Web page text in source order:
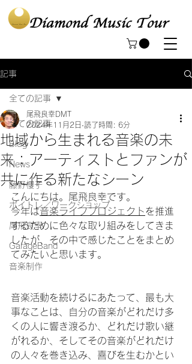
記事
全ての記事
Blog
News
藤野櫻子
ボイトレ／ワークショップ
尾飛良幸
GarageBand
音楽制作
全ての記事
地域から生まれる音楽の未
来：アーティストとファンが
共に作る新たなシーン
尾飛良幸DMT
2024年11月2日 読了時間: 6分
こんにちは。尾飛良幸です。
今年は音楽ライフプロジェクトを推進
するために色々な取り組みをしてきま
したが、その中で感じたことをまとめ
てみたいと思います。
音楽活動を続けるにあたって、最も大
事なことは、自分の音楽がどれだけ多
くの人に響き渡るか、どれだけ歌い継
がれるか、そしてその音楽がどれだけ
の人々を巻き込み、喜びを生むかとい